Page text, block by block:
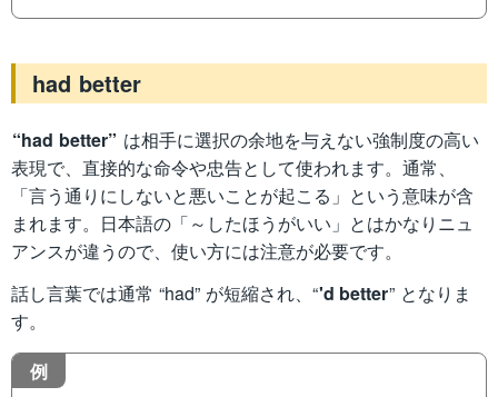
had better
“had better” は相手に選択の余地を与えない強制度の高い
表現で、直接的な命令や忠告として使われます。通常、
「言う通りにしないと悪いことが起こる」という意味が含
まれます。日本語の「～したほうがいい」とはかなりニュ
アンスが違うので、使い方には注意が必要です。
話し言葉では通常 “had” が短縮され、“'d better” となりま
す。
例